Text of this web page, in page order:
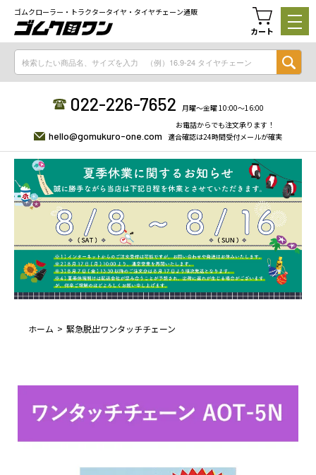
ゴムクローラー・トラクタータイヤ・タイヤチェーン通販
カート
022-226-7652 月曜〜金曜 10:00〜16:00
hello@gomukuro-one.com
お電話からでも注文承ります！
適合確認は24時間受付メールが確実
ホーム 緊急脱出ワンタッチチェーン